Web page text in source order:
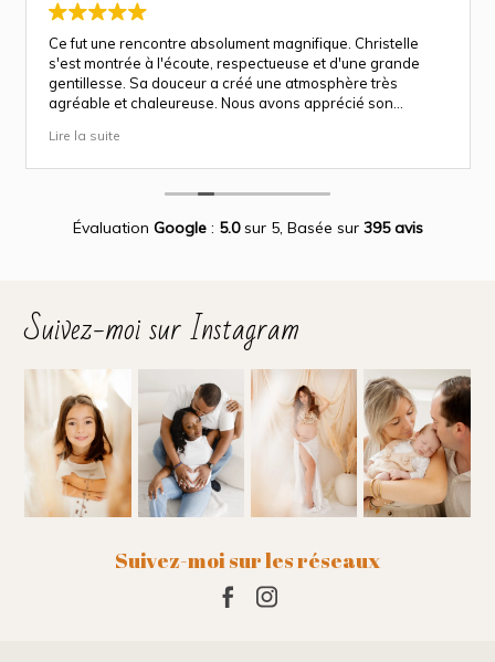
Ce fut une rencontre absolument magnifique. Christelle
s'est montrée à l'écoute, respectueuse et d'une grande
gentillesse. Sa douceur a créé une atmosphère très
agréable et chaleureuse. Nous avons apprécié son
(grossesse et naissance). Ce fut une expérience des plus
Encore merci infiniment.
Lire la suite
Évaluation Google: 5.0sur 5, Basée sur 395 avis
Suivez-moi sur Instagram
Suivez-moi sur les réseaux